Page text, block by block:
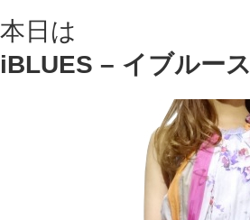
本日は
iBLUES – イブルース